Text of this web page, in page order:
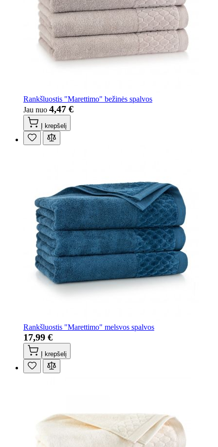
Rankšluostis "Marettimo" bežinės spalvos
Jau nuo 4,47 €
Į krepšelį
Rankšluostis "Marettimo" melsvos spalvos
17,99 €
Į krepšelį